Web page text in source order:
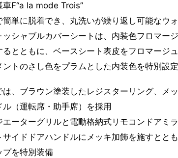
F“a la mode Trois”
単に脱着でき、丸洗いが繰り返し可能なウ
ッシャブルカバーシートは、内装色フロマー
るとともに、ベースシート表皮をフロマージ
ントのさし色をプラムとした内装色を特別設定
は、ブラウン塗装したレジスターリング、メ
（運転席・助手席）を採用
ーターグリルと電動格納式リモコンドアミ
サイドドアハンドルにメッキ加飾を施すとと
プを特別装備